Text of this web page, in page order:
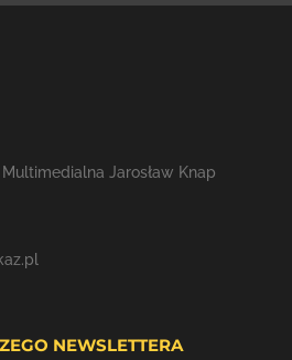
Jarosław Knap
NEWSLETTERA